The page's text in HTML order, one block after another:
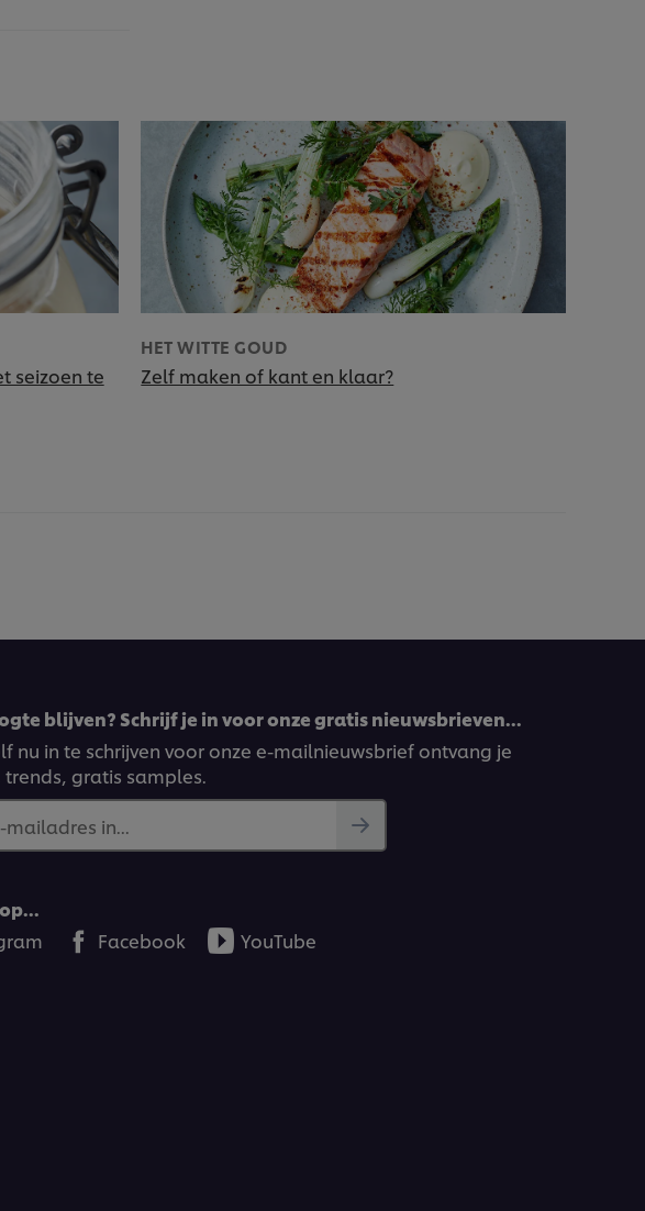
seizoen te
HET WITTE GOUD
Zelf maken of kant en klaar?
blijven? Schrijf je in voor onze gratis nieuwsbrieven…
nu in te schrijven voor onze e-mailnieuwsbrief ontvang je
trends, gratis samples.
mailadres in...
Facebook YouTube